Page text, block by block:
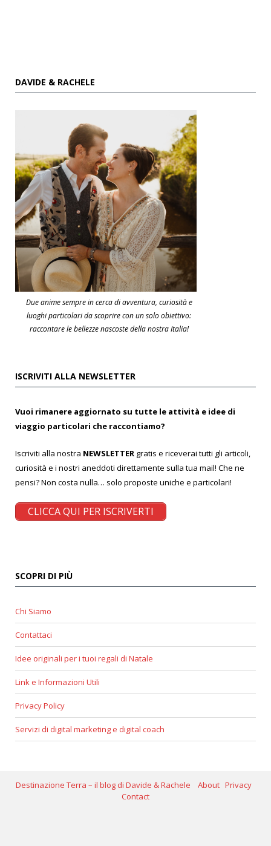
DAVIDE & RACHELE
Due anime sempre in cerca di avventura, curiosità e
luoghi particolari da scoprire con un solo obiettivo:
raccontare le bellezze nascoste della nostra Italia!
ISCRIVITI ALLA NEWSLETTER
Vuoi rimanere aggiornato su tutte le attività e idee di
viaggio particolari che raccontiamo?
Iscriviti alla nostra NEWSLETTER gratis e riceverai tutti gli articoli,
curiosità e i nostri aneddoti direttamente sulla tua mail! Che ne
pensi? Non costa nulla… solo proposte uniche e particolari!
CLICCA QUI PER ISCRIVERTI
SCOPRI DI PIÙ
Chi Siamo
Contattaci
Idee originali per i tuoi regali di Natale
Link e Informazioni Utili
Privacy Policy
Servizi di digital marketing e digital coach
Destinazione Terra – il blog di Davide & Rachele About Privacy
Contact